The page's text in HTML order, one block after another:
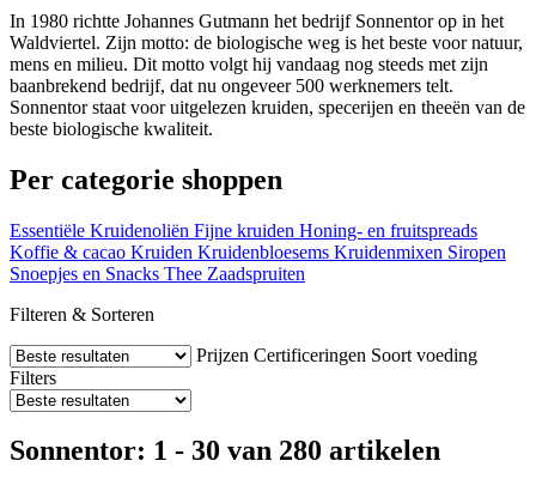
In 1980 richtte Johannes Gutmann het bedrijf Sonnentor op in het
Waldviertel. Zijn motto: de biologische weg is het beste voor natuur,
mens en milieu. Dit motto volgt hij vandaag nog steeds met zijn
baanbrekend bedrijf, dat nu ongeveer 500 werknemers telt.
Sonnentor staat voor uitgelezen kruiden, specerijen en theeën van de
beste biologische kwaliteit.
Per categorie shoppen
Essentiële Kruidenoliën Fijne kruiden Honing- en fruitspreads
Koffie & cacao Kruiden Kruidenbloesems Kruidenmixen Siropen
Snoepjes en Snacks Thee Zaadspruiten
Filteren & Sorteren
Prijzen Certificeringen Soort voeding
Filters
Sonnentor: 1 - 30 van 280 artikelen